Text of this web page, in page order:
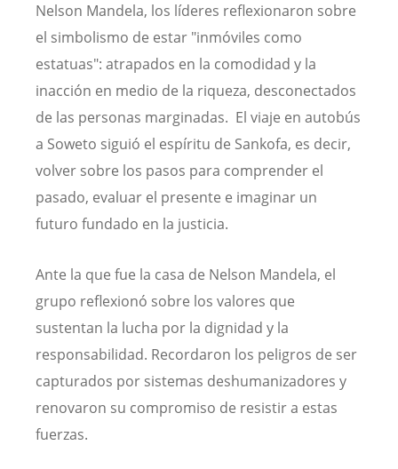
Nelson Mandela, los líderes reflexionaron sobre
el simbolismo de estar "inmóviles como
estatuas": atrapados en la comodidad y la
inacción en medio de la riqueza, desconectados
de las personas marginadas. El viaje en autobús
a Soweto siguió el espíritu de Sankofa, es decir,
volver sobre los pasos para comprender el
pasado, evaluar el presente e imaginar un
futuro fundado en la justicia.
Ante la que fue la casa de Nelson Mandela, el
grupo reflexionó sobre los valores que
sustentan la lucha por la dignidad y la
responsabilidad. Recordaron los peligros de ser
capturados por sistemas deshumanizadores y
renovaron su compromiso de resistir a estas
fuerzas.